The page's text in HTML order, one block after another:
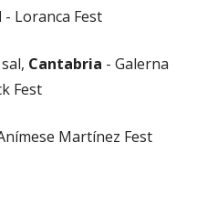
- Loranca Fest
Cantabria - Galerna
Fest
Martínez Fest